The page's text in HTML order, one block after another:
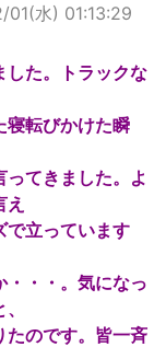
水) 01:13:29
した。トラックな
寝転びかけた瞬
ってきました。よ
え
で立っています
・・・。気になっ
たのです。皆一斉